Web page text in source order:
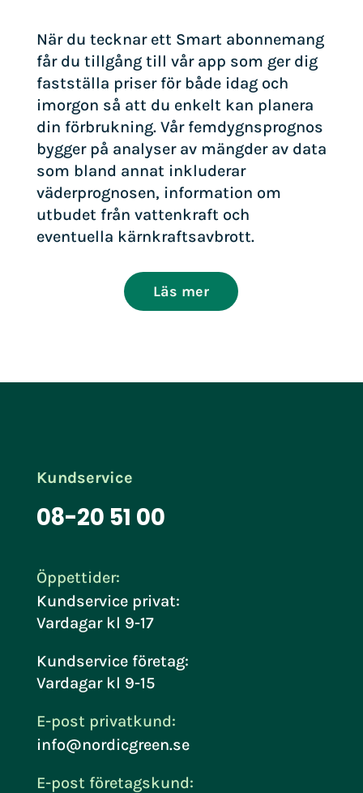
När du tecknar ett Smart abonnemang
får du tillgång till vår app som ger dig
fastställa priser för både idag och
imorgon så att du enkelt kan planera
din förbrukning. Vår femdygnsprognos
bygger på analyser av mängder av data
som bland annat inkluderar
väderprognosen, information om
utbudet från vattenkraft och
eventuella kärnkraftsavbrott.
Läs mer
Kundservice
08-20 51 00
Öppettider:
Kundservice privat:
Vardagar kl 9-17
Kundservice företag:
Vardagar kl 9-15
E-post privatkund:
info@nordicgreen.se
E-post företagskund: